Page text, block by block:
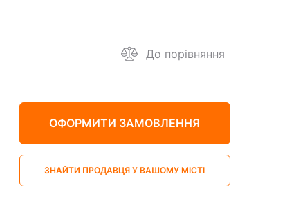
До порівняння
ОФОРМИТИ ЗАМОВЛЕННЯ
ЗНАЙТИ ПРОДАВЦЯ У ВАШОМУ МІСТІ